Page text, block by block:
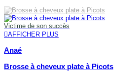
Victime de son succès
AFFICHER PLUS
Anaé
Brosse à cheveux plate à Picots